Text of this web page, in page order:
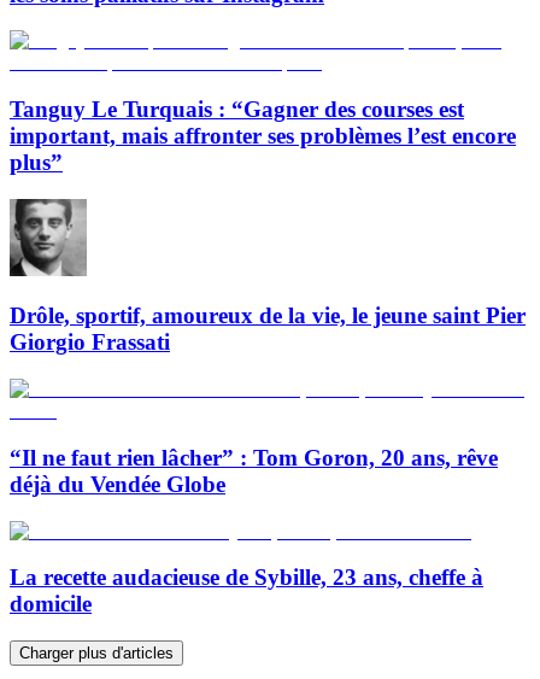
Tanguy Le Turquais : “Gagner des courses est
important, mais affronter ses problèmes l’est encore
plus”
Drôle, sportif, amoureux de la vie, le jeune saint Pier
Giorgio Frassati
“Il ne faut rien lâcher” : Tom Goron, 20 ans, rêve
déjà du Vendée Globe
La recette audacieuse de Sybille, 23 ans, cheffe à
domicile
Charger plus d'articles